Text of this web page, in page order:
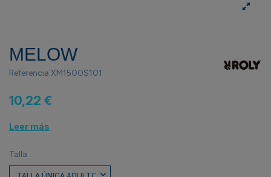
MELOW
Referencia XM1500S101
10,22 €
Leer más
Talla